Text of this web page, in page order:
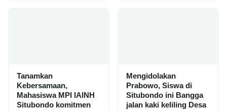
Tanamkan
Kebersamaan,
Mahasiswa MPI IAINH
Situbondo komitmen
Mengidolakan
Prabowo, Siswa di
Situbondo ini Bangga
jalan kaki keliling Desa